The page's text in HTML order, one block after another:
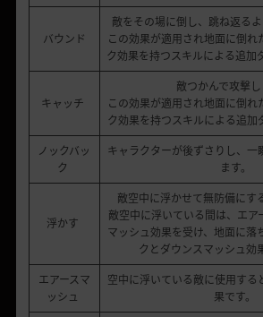
バウンド
敵をその場に倒し、跳ね返る
この効果が適用され地面に倒れ
ク効果を持つスキルによる追加
キャッチ
敵つかんで攻撃し
この効果が適用され地面に倒れ
ク効果を持つスキルによる追加
ノックバッ
ク
キャラクターが後ずさりし、一
ます。
浮かす
敵空中に浮かせて無防備にす
敵空中に浮いている間は、エア
マッシュ効果を受け、地面に落
クとダウンスマッシュ効
エアースマ
ッシュ
空中に浮いている敵に使用する
果です。